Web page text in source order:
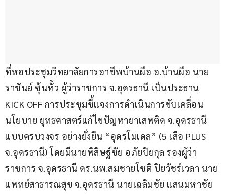
ที่หอประชุมวิทยาลัยการอาชีพบ้านผือ อ.บ้านผือ นาย
ราชันย์ ซุ้นหั้ว ผู้ว่าราชการ จ.อุดรธานี เป็นประธาน
KICK OFF การประชุมชี้แจงการดำเนินการขับเคลื่อน
นโยบาย ยุทธศาสตร์แก้ไขปัญหายาเสพติด จ.อุดรธานี
แบบครบวงจร อย่างยั่งยืน “อุดรโมเดล” (5 เสือ PLUS
จ.อุดรธานี) โดยมีนายพิสิษฐ์ชัย อภัยปิยกุล รองผู้ว่า
ราชการ จ.อุดรธานี ดร.นพ.สมชายโชติ ปิยวัชร์เวลา นาย
แพทย์สาธารณสุข จ.อุดรธานี นายเฉลิมชัย แสนมหาชัย